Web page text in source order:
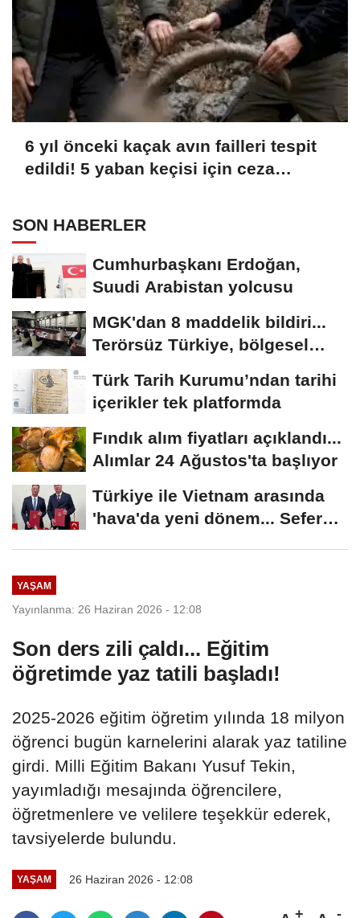
6 yıl önceki kaçak avın failleri tespit
edildi! 5 yaban keçisi için ceza
SON HABERLER
Cumhurbaşkanı Erdoğan,
Suudi Arabistan yolcusu
MGK'dan 8 maddelik bildiri...
Terörsüz Türkiye, bölgesel
Türk Tarih Kurumu’ndan tarihi
içerikler tek platformda
Fındık alım fiyatları açıklandı...
Alımlar 24 Ağustos'ta başlıyor
Türkiye ile Vietnam arasında
'hava'da yeni dönem... Sefer
YAŞAM
Yayınlanma: 26 Haziran 2026 - 12:08
Son ders zili çaldı... Eğitim
öğretimde yaz tatili başladı!
2025-2026 eğitim öğretim yılında 18 milyon
öğrenci bugün karnelerini alarak yaz tatiline
girdi. Milli Eğitim Bakanı Yusuf Tekin,
yayımladığı mesajında öğrencilere,
öğretmenlere ve velilere teşekkür ederek,
tavsiyelerde bulundu.
YAŞAM 26 Haziran 2026 - 12:08